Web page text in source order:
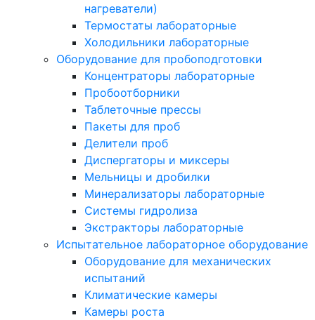
нагреватели)
Термостаты лабораторные
Холодильники лабораторные
Оборудование для пробоподготовки
Концентраторы лабораторные
Пробоотборники
Таблеточные прессы
Пакеты для проб
Делители проб
Диспергаторы и миксеры
Мельницы и дробилки
Минерализаторы лабораторные
Системы гидролиза
Экстракторы лабораторные
Испытательное лабораторное оборудование
Оборудование для механических
испытаний
Климатические камеры
Камеры роста